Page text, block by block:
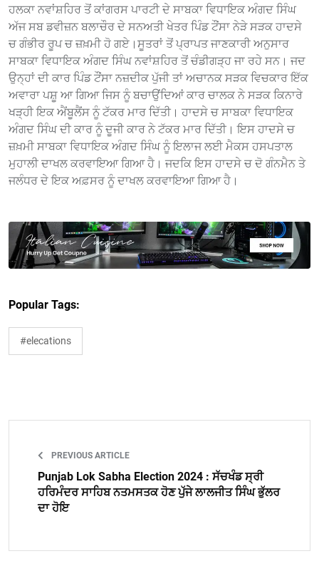
ਹਲਕਾ ਨਵਾਂਸ਼ਹਿਰ ਤੋਂ ਕਾਂਗਰਸ ਪਾਰਟੀ ਦੇ ਸਾਬਕਾ ਵਿਧਾਇਕ ਅੰਗਦ ਸਿੰਘ
ਅੱਜ ਸਬ ਡਵੀਜ਼ਨ ਬਲਾਚੌਰ ਦੇ ਸਨਅਤੀ ਖੇਤਰ ਪਿੰਡ ਟੌਂਸਾ ਨੇੜੇ ਸੜਕ ਹਾਦਸੇ
ਚ ਗੰਭੀਰ ਰੂਪ ਚ ਜ਼ਖ਼ਮੀ ਹੋ ਗਏ।ਸੂਤਰਾਂ ਤੋਂ ਪ੍ਰਾਪਤ ਜਾਣਕਾਰੀ ਅਨੁਸਾਰ
ਸਾਬਕਾ ਵਿਧਾਇਕ ਅੰਗਦ ਸਿੰਘ ਨਵਾਂਸ਼ਹਿਰ ਤੋਂ ਚੰਡੀਗੜ੍ਹ ਜਾ ਰਹੇ ਸਨ। ਜਦ
ਉਨ੍ਹਾਂ ਦੀ ਕਾਰ ਪਿੰਡ ਟੌਂਸਾ ਨਜ਼ਦੀਕ ਪੁੱਜੀ ਤਾਂ ਅਚਾਨਕ ਸੜਕ ਵਿਚਕਾਰ ਇੱਕ
ਅਵਾਰਾ ਪਸ਼ੂ ਆ ਗਿਆ ਜਿਸ ਨੂੰ ਬਚਾਉਂਦਿਆਂ ਕਾਰ ਚਾਲਕ ਨੇ ਸੜਕ ਕਿਨਾਰੇ
ਖੜ੍ਹੀ ਇਕ ਐਂਬੂਲੈਂਸ ਨੂੰ ਟੱਕਰ ਮਾਰ ਦਿੱਤੀ। ਹਾਦਸੇ ਚ ਸਾਬਕਾ ਵਿਧਾਇਕ
ਅੰਗਦ ਸਿੰਘ ਦੀ ਕਾਰ ਨੂੰ ਦੂਜੀ ਕਾਰ ਨੇ ਟੱਕਰ ਮਾਰ ਦਿੱਤੀ। ਇਸ ਹਾਦਸੇ ਚ
ਜ਼ਖ਼ਮੀ ਸਾਬਕਾ ਵਿਧਾਇਕ ਅੰਗਦ ਸਿੰਘ ਨੂੰ ਇਲਾਜ ਲਈ ਮੈਕਸ ਹਸਪਤਾਲ
ਮੁਹਾਲੀ ਦਾਖਲ ਕਰਵਾਇਆ ਗਿਆ ਹੈ। ਜਦਕਿ ਇਸ ਹਾਦਸੇ ਚ ਦੋ ਗੰਨਮੈਨ ਤੇ
ਜਲੰਧਰ ਦੇ ਇਕ ਅਫ਼ਸਰ ਨੂੰ ਦਾਖਲ ਕਰਵਾਇਆ ਗਿਆ ਹੈ।
Popular Tags:
#elecations
PREVIOUS ARTICLE
Punjab Lok Sabha Election 2024 : ਸੱਚਖੰਡ ਸ੍ਰੀ
ਹਰਿਮੰਦਰ ਸਾਹਿਬ ਨਤਮਸਤਕ ਹੋਣ ਪੁੱਜੇ ਲਾਲਜੀਤ ਸਿੰਘ ਭੁੱਲਰ
ਦਾ ਹੋਇ